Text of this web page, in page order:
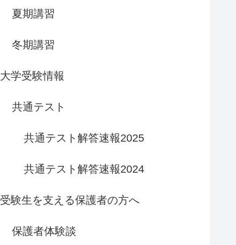
夏期講習
冬期講習
大学受験情報
共通テスト
共通テスト解答速報2025
共通テスト解答速報2024
受験生を支える保護者の方へ
保護者体験談